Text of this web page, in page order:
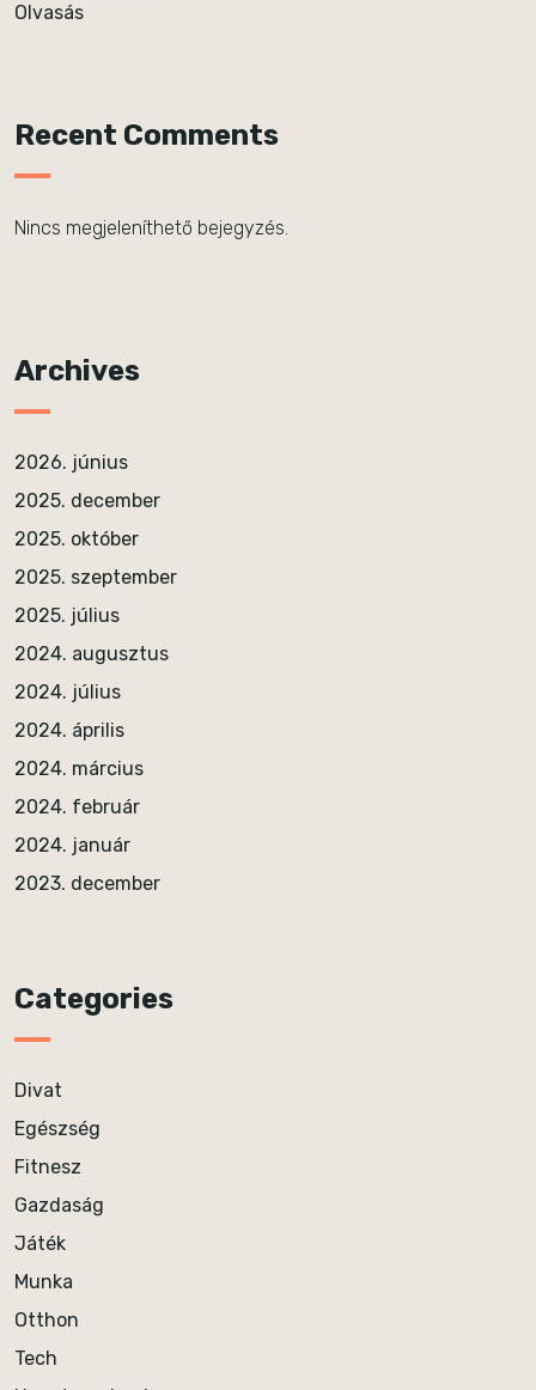
Olvasás
Recent Comments
Nincs megjeleníthető bejegyzés.
Archives
2026. június
2025. december
2025. október
2025. szeptember
2025. július
2024. augusztus
2024. július
2024. április
2024. március
2024. február
2024. január
2023. december
Categories
Divat
Egészség
Fitnesz
Gazdaság
Játék
Munka
Otthon
Tech